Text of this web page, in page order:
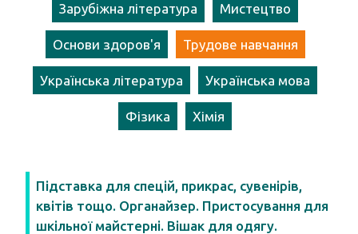
Зарубіжна література Мистецтво
Основи здоров'я Трудове навчання
Українська література Українська мова
Фізика Хімія
Підставка для спецій, прикрас, сувенірів,
квітів тощо. Органайзер. Пристосування для
шкільної майстерні. Вішак для одягу.